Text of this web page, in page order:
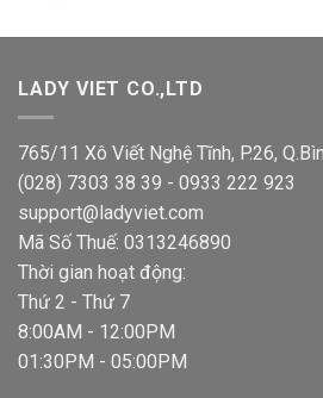
LADY VIET CO.,LTD
765/11 Xô Viết Nghệ Tĩnh, P.26,
(028) 7303 38 39 - 0933 222 923
support@ladyviet.com
Mã Số Thuế: 0313246890
Thời gian hoạt động:
Thứ 2 - Thứ 7
8:00AM - 12:00PM
01:30PM - 05:00PM